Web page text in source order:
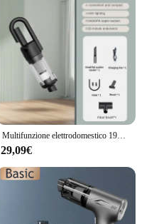
Multifunzione elettrodomestico 19000Pa macchina per la pulizia potente aspirapolvere per auto senza fili filtro in metallo portatile portatile
29,09€